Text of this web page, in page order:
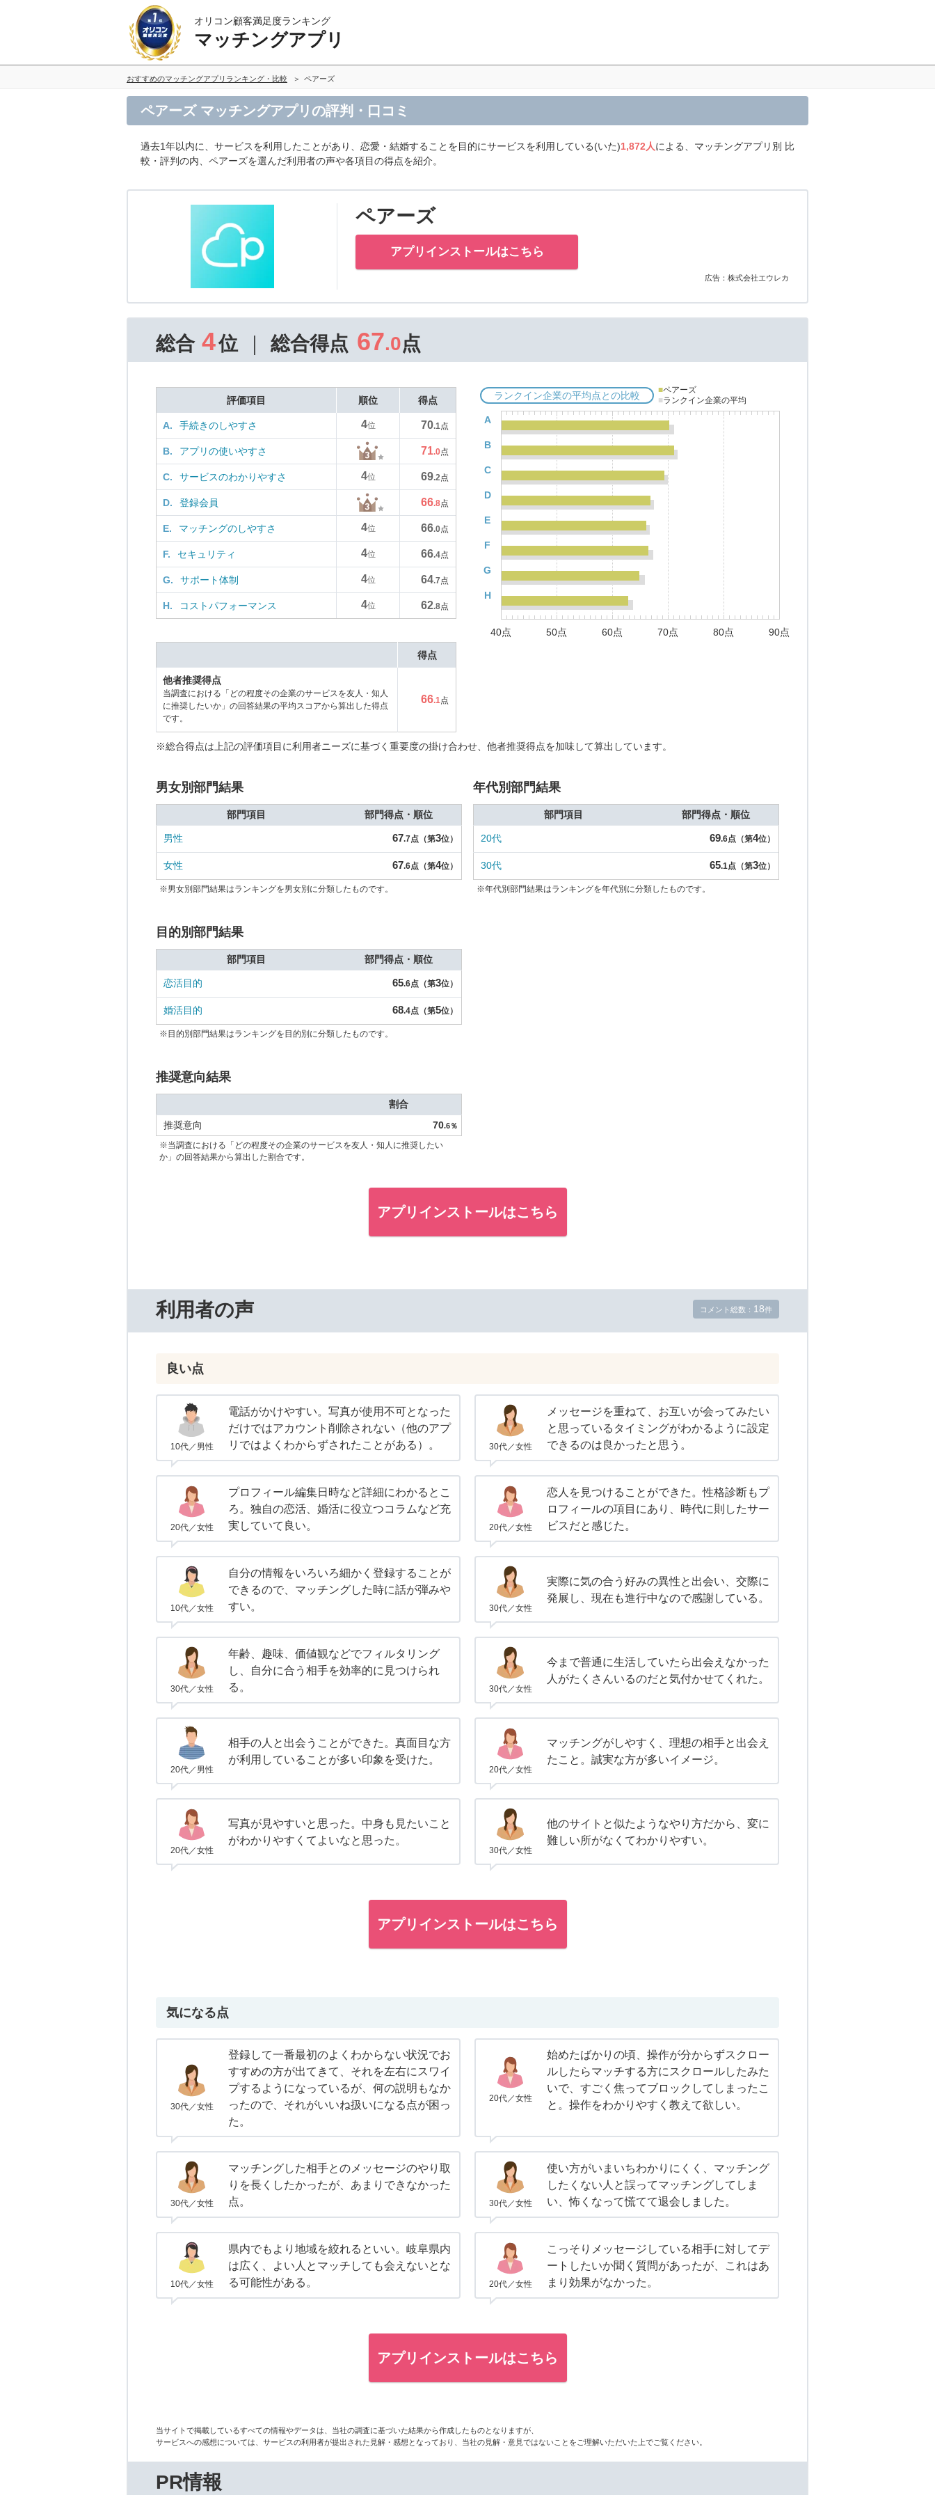
オリコン顧客満足度ランキング
マッチングアプリ
おすすめのマッチングアプリランキング・比較 ペアーズ
ペアーズ マッチングアプリの評判・口コミ
過去1年以内に、サービスを利用したことがあり、恋愛・結婚することを目的にサービスを利用している(いた)1,872人による、マッチングアプリ別 比
較・評判の内、ペアーズを選んだ利用者の声や各項目の得点を紹介。
ペアーズ
アプリインストールはこちら
広告：株式会社エウレカ
総合 4位 総合得点 67.0点
評価項目 順位 得点
A. 手続きのしやすさ 4位 70.1点
B. アプリの使いやすさ 71.0点
C. サービスのわかりやすさ 4位 69.2点
D. 登録会員 66.8点
E. マッチングのしやすさ 4位 66.0点
F. セキュリティ 4位 66.4点
G. サポート体制 4位 64.7点
H. コストパフォーマンス 4位 62.8点
ランクイン企業の平均点との比較 ■ペアーズ
■ランクイン企業の平均
A
B
C
D
E
F
G
H
40点 50点 60点 70点 80点 90点
得点
他者推奨得点
当調査における「どの程度その企業のサービスを友人・知人
に推奨したいか」の回答結果の平均スコアから算出した得点
です。
66.1点
※総合得点は上記の評価項目に利用者ニーズに基づく重要度の掛け合わせ、他者推奨得点を加味して算出しています。
男女別部門結果
部門項目 部門得点・順位
男性 67.7点（第3位）
女性 67.6点（第4位）
※男女別部門結果はランキングを男女別に分類したものです。
年代別部門結果
部門項目 部門得点・順位
20代 69.6点（第4位）
30代 65.1点（第3位）
※年代別部門結果はランキングを年代別に分類したものです。
目的別部門結果
部門項目 部門得点・順位
恋活目的 65.6点（第3位）
婚活目的 68.4点（第5位）
※目的別部門結果はランキングを目的別に分類したものです。
推奨意向結果
割合
推奨意向
70.6％
※当調査における「どの程度その企業のサービスを友人・知人に推奨したい
か」の回答結果から算出した割合です。
アプリインストールはこちら
利用者の声 コメント総数： 18件
良い点
10代／男性
電話がかけやすい。写真が使用不可となった
だけではアカウント削除されない（他のアプ
リではよくわからずされたことがある）。
30代／女性
メッセージを重ねて、お互いが会ってみたい
と思っているタイミングがわかるように設定
できるのは良かったと思う。
20代／女性
プロフィール編集日時など詳細にわかるとこ
ろ。独自の恋活、婚活に役立つコラムなど充
実していて良い。
20代／女性
恋人を見つけることができた。性格診断もプ
ロフィールの項目にあり、時代に則したサー
ビスだと感じた。
10代／女性
自分の情報をいろいろ細かく登録することが
できるので、マッチングした時に話が弾みや
すい。
30代／女性
実際に気の合う好みの異性と出会い、交際に
発展し、現在も進行中なので感謝している。
30代／女性
年齢、趣味、価値観などでフィルタリング
し、自分に合う相手を効率的に見つけられ
る。
30代／女性
今まで普通に生活していたら出会えなかった
人がたくさんいるのだと気付かせてくれた。
20代／男性
相手の人と出会うことができた。真面目な方
が利用していることが多い印象を受けた。
20代／女性
マッチングがしやすく、理想の相手と出会え
たこと。誠実な方が多いイメージ。
20代／女性
写真が見やすいと思った。中身も見たいこと
がわかりやすくてよいなと思った。
30代／女性
他のサイトと似たようなやり方だから、変に
難しい所がなくてわかりやすい。
アプリインストールはこちら
気になる点
30代／女性
登録して一番最初のよくわからない状況でお
すすめの方が出てきて、それを左右にスワイ
プするようになっているが、何の説明もなか
ったので、それがいいね扱いになる点が困っ
た。
20代／女性
始めたばかりの頃、操作が分からずスクロー
ルしたらマッチする方にスクロールしたみた
いで、すごく焦ってブロックしてしまったこ
と。操作をわかりやすく教えて欲しい。
30代／女性
マッチングした相手とのメッセージのやり取
りを長くしたかったが、あまりできなかった
点。
30代／女性
使い方がいまいちわかりにくく、マッチング
したくない人と誤ってマッチングしてしま
い、怖くなって慌てて退会しました。
10代／女性
県内でもより地域を絞れるといい。岐阜県内
は広く、よい人とマッチしても会えないとな
る可能性がある。
20代／女性
こっそりメッセージしている相手に対してデ
ートしたいか聞く質問があったが、これはあ
まり効果がなかった。
アプリインストールはこちら
当サイトで掲載しているすべての情報やデータは、当社の調査に基づいた結果から作成したものとなりますが、
サービスへの感想については、サービスの利用者が提出された見解・感想となっており、当社の見解・意見ではないことをご理解いただいた上でご覧ください。
PR情報